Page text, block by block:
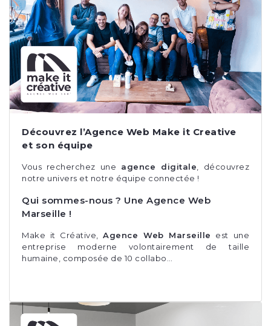
Découvrez l’Agence Web Make it Creative
et son équipe
Vous recherchez une agence digitale , découvrez
notre univers et notre équipe connectée !
Qui sommes-nous ? Une Agence Web
Marseille !
Make it Créative,Agence Web Marseille
est une
entreprise moderne volontairement de taille
humaine, composée de 10 collabo…